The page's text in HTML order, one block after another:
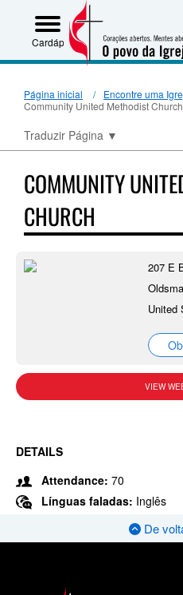
Cardápio
Página inicial
Encontre uma
Community United Methodist Church
Traduzir Página ▼
COMMUNITY
CHURCH
207 E
United
VIEW
DETAILS
Attendance: 70
Línguas faladas: Inglês
De